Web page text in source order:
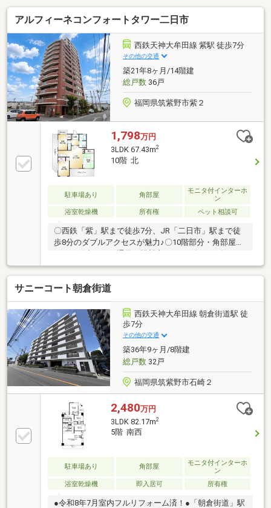
アルフィーネコンフォートタワー二日市
西鉄天神大牟田線 紫駅 徒歩7分
その他の交通
築21年8ヶ月/14階建
総戸数36戸
福岡県筑紫野市紫２
1,798万円
3LDK 67.43m2
10階 北
駐車場あり 角部屋
モニタ付インターホ
ン
浴室乾燥機
所有権 ペット相談可
〇西鉄「紫」駅まで徒歩7分、JR「二日市」駅まで徒
歩8分のダブルアクセスが魅力♪〇10階部分・角部屋に
で徒歩2分、マルキョウまで徒歩8分と、毎日の生活に
便利な住環境♪〇小学校まで徒歩4分で子育て世帯にも
おすすめです♪
サニーコート朝倉街道
西鉄天神大牟田線 朝倉街道駅 徒
歩7分
その他の交通
築36年9ヶ月/8階建
総戸数32戸
福岡県筑紫野市石崎２
2,480万円
3LDK 82.17m2
5階 南西
駐車場あり 角部屋
モニタ付インターホ
ン
浴室乾燥機
即入居可 所有権
●令和8年7月室内フルリフォーム済！●「朝倉街道」駅